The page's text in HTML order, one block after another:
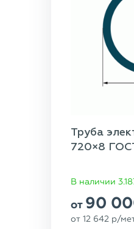
Труба
720×8
В наличии
от 90
от 12 642 p/